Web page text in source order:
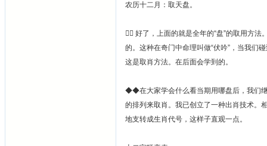
农历十二月：取天盘。
 好了，上面的就是全年的“盘”的取用方法
的。这种在奇门中命理叫做“伏吟”，当我们
这是取肖方法。在后面会学到的。
◆◆在大家学会什么看当期用哪盘后，我们
的排列来取肖。我已创立了一种出肖技术。
地支转成生肖代号，这样子直观一点。